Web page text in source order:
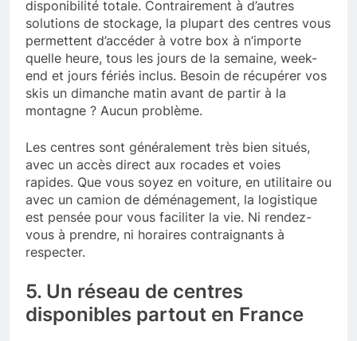
disponibilité totale. Contrairement à d’autres
solutions de stockage, la plupart des centres vous
permettent d’accéder à votre box à n’importe
quelle heure, tous les jours de la semaine, week-
end et jours fériés inclus. Besoin de récupérer vos
skis un dimanche matin avant de partir à la
montagne ? Aucun problème.
Les centres sont généralement très bien situés,
avec un accès direct aux rocades et voies
rapides. Que vous soyez en voiture, en utilitaire ou
avec un camion de déménagement, la logistique
est pensée pour vous faciliter la vie. Ni rendez-
vous à prendre, ni horaires contraignants à
respecter.
5. Un réseau de centres
disponibles partout en France